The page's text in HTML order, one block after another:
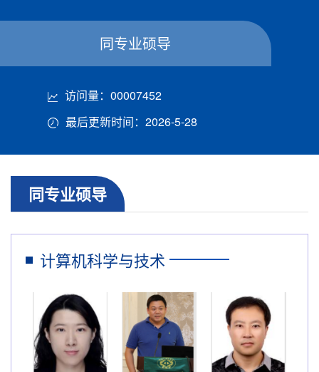
同专业硕导
访问量：00007452
最后更新时间：2026-5-28
同专业硕导
计算机科学与技术